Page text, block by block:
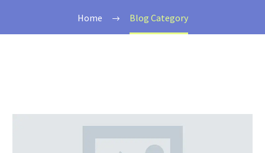
Home Blog Category